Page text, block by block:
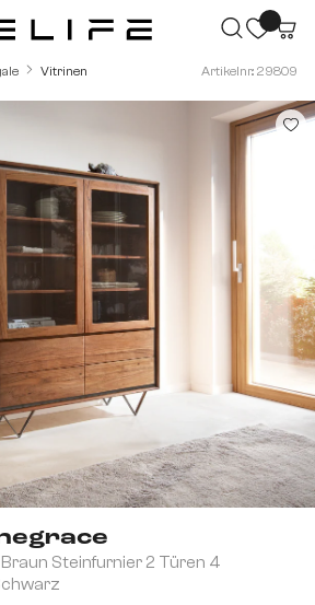
Vitrinen Artikelnr.: 29809
Steinfurnier 2 Türen 4